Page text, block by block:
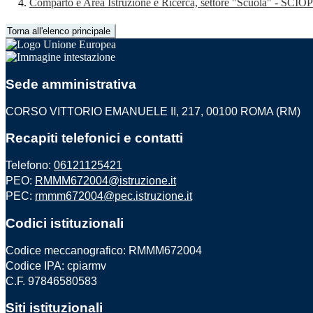
Comparto e Area Istruzione e Ricerca, settore "Scuola" -
Torna all'elenco principale
Sede amministrativa
CORSO VITTORIO EMANUELE II, 217, 00100 ROMA (RM)
Recapiti telefonici e contatti
Telefono: 06121125421
PEO: RMMM672004@istruzione.it
PEC: rmmm672004@pec.istruzione.it
Codici istituzionali
Codice meccanografico: RMMM672004
Codice IPA: cpiarmv
C.F. 97846580583
Siti istituzionali